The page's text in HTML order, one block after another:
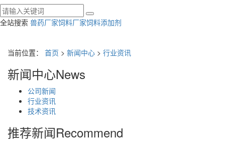
全站搜索 兽药厂家饲料厂家饲料添加剂
当前位置： 首页 > 新闻中心 > 行业资讯
新闻中心News
公司新闻
行业资讯
技术资讯
推荐新闻Recommend